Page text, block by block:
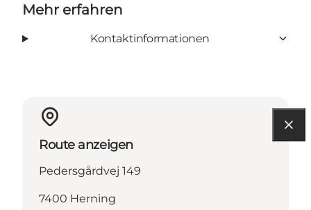
Mehr erfahren
Kontaktinformationen
Route anzeigen
Pedersgårdvej 149
7400 Herning